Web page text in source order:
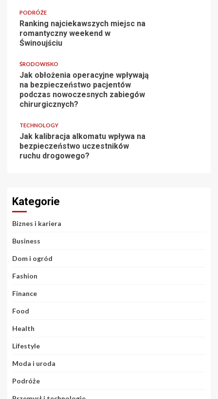
PODRÓŻE
Ranking najciekawszych miejsc na
romantyczny weekend w
Świnoujściu
ŚRODOWISKO
Jak obłożenia operacyjne wpływają
na bezpieczeństwo pacjentów
podczas nowoczesnych zabiegów
chirurgicznych?
TECHNOLOGY
Jak kalibracja alkomatu wpływa na
bezpieczeństwo uczestników
ruchu drogowego?
Kategorie
Biznes i kariera
Business
Dom i ogród
Fashion
Finance
Food
Health
Lifestyle
Moda i uroda
Podróże